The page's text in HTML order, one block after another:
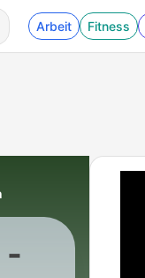
Arbeit Fitness
-